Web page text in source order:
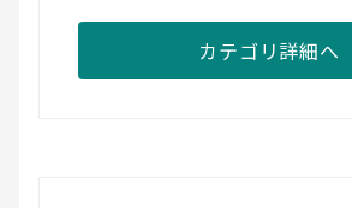
カテゴリ詳細へ